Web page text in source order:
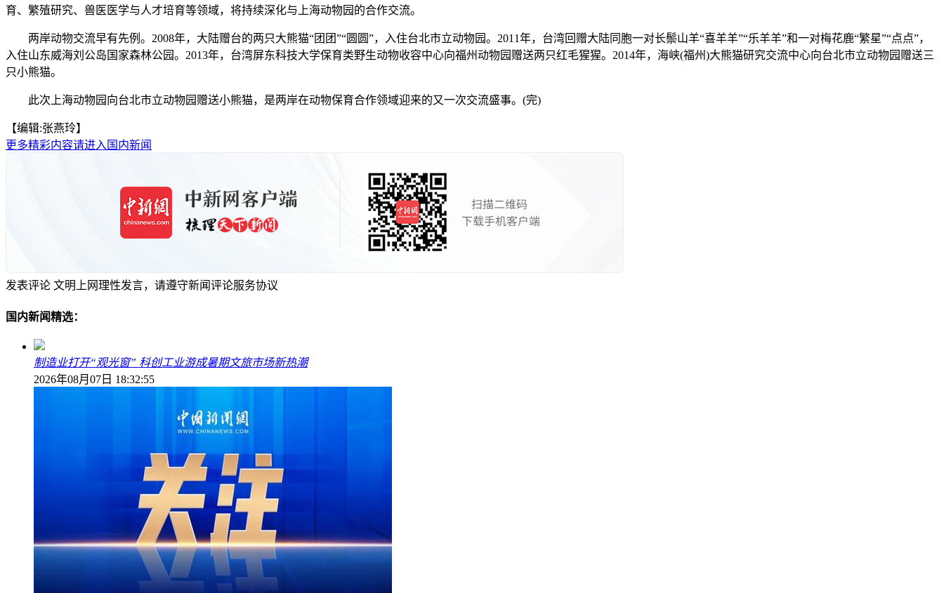
育、繁殖研究、兽医医学与人才培育等领域，将持续深化与上海动物园的合作交流。
两岸动物交流早有先例。2008年，大陆赠台的两只大熊猫“团团”“圆圆”，入住台北市立动物园。2011年，台湾回赠大陆同胞一对长鬃山羊“喜羊羊”“乐羊羊”和一对梅花鹿“繁星”“点点”，
入住山东威海刘公岛国家森林公园。2013年，台湾屏东科技大学保育类野生动物收容中心向福州动物园赠送两只红毛猩猩。2014年，海峡(福州)大熊猫研究交流中心向台北市立动物园赠送三
只小熊猫。
此次上海动物园向台北市立动物园赠送小熊猫，是两岸在动物保育合作领域迎来的又一次交流盛事。(完)
【编辑:张燕玲】
更多精彩内容请进入国内新闻
发表评论 文明上网理性发言，请遵守新闻评论服务协议
国内新闻精选：
制造业打开“观光窗” 科创工业游成暑期文旅市场新热潮
2026年08月07日 18:32:55